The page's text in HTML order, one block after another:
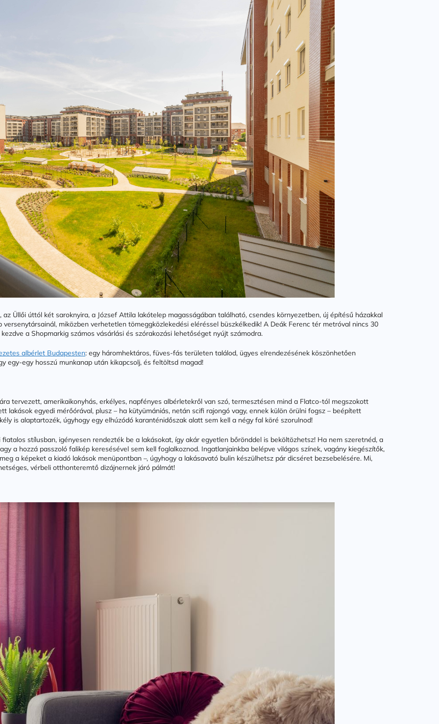
Üllői úttól két saroknyira, a József Attila lakótelep magasságában található, csendes környezetben, új építésű házakkal
miközben verhetetlen tömeggközlekedési eléréssel büszkélkedik! A Deák Ferenc tér metróval nincs 30
a Shopmarkig számos vásárlási és szórakozási lehetőséget nyújt számodra.
albérlet Budapesten: egy háromhektáros, füves-fás területen találod, ügyes elrendezésének köszönhetően
egy-egy hosszú munkanap után kikapcsolj, és feltöltsd magad!
tervezett, amerikaikonyhás, erkélyes, napfényes albérletekről van szó, termesztésen mind a Flatco-tól megszokott
lakások egyedi mérőórával, plusz – ha kütyümániás, netán scifi rajongó vagy, ennek külön örülni fogsz – beépített
is alaptartozék, úgyhogy egy elhúzódó karanténidőszak alatt sem kell a négy fal köré szorulnod!
stílusban, igényesen rendezték be a lakásokat, így akár egyetlen bőrönddel is beköltözhetsz! Ha nem szeretnéd, a
a hozzá passzoló falikép keresésével sem kell foglalkoznod. Ingatlanjainkba belépve világos színek, vagány kiegészítők,
a képeket a kiadó lakások menüpontban –, úgyhogy a lakásavató bulin készülhetsz pár dicséret bezsebelésére. Mi,
vérbeli otthonteremtő dizájnernek járó pálmát!